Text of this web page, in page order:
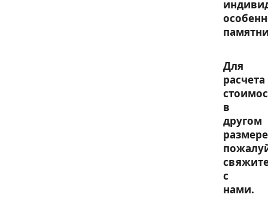
Для
расчета
в
другом
с
нами.